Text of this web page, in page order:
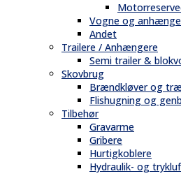
Vogne og
Andet
Trailere / Anhængere
Semi trailer &
Skovbrug
Brændkløver og
Flishugning og
Tilbehør
Gravarme
Gribere
Hurtigkoblere
Hydraulik- og